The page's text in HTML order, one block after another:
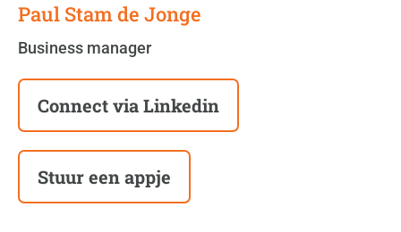
Paul Stam de Jonge
Business manager
Connect via Linkedin
Stuur een appje